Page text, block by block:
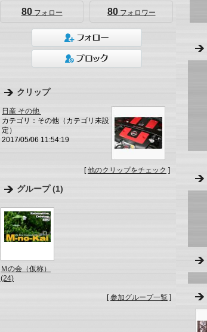
80フォロー 80フォロワー
クリップ
日産 その他
カテゴリ：その他（カテゴリ未設
定）
2017/05/06 11:54:19
[他のクリップをチェック ]
グループ (1)
Ｍの会（仮称）
(24)
[参加グループ一覧 ]